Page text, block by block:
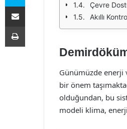
Çevre
Akıllı
Günümüzde enerji
bir önem
olduğundan, bu
modeli klima,
E-Posta ile paylaş